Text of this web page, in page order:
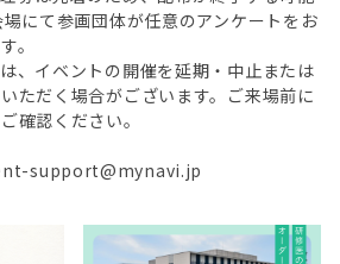
にて参画団体が任意のアンケートをお
。
、イベントの開催を延期・中止または
ただく場合がございます。ご来場前に
確認ください。
support@mynavi.jp